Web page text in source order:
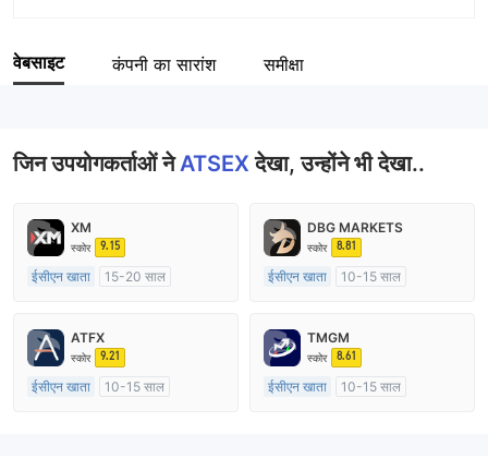
कंपनी का नाम
वेबसाइट कंपनी का सारांश समीक्षा
जिन उपयोगकर्ताओं नेATSEXदेखा, उन्होंने भी देखा..
XM
स्कोर 9.15
ईसीएन खाता
15-20 साल
मार्केट मेकिंग (एमएम)
मुख्य-लेबल MT4
DBG MARKETS
स्कोर 8.81
ईसीएन खाता
10-15 साल
मार्केट मेकिंग (एमएम)
मुख्य-लेबल MT4
ATFX
स्कोर 9.21
ईसीएन खाता
10-15 साल
TMGM
स्कोर 8.61
ईसीएन खाता
10-15 साल